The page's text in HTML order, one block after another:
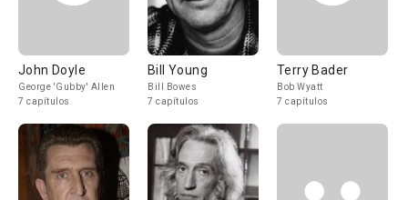
John Doyle
George 'Gubby' Allen
7 capítulos
Bill Young
Bill Bowes
7 capítulos
Terry Bader
Bob Wyatt
7 capítulos